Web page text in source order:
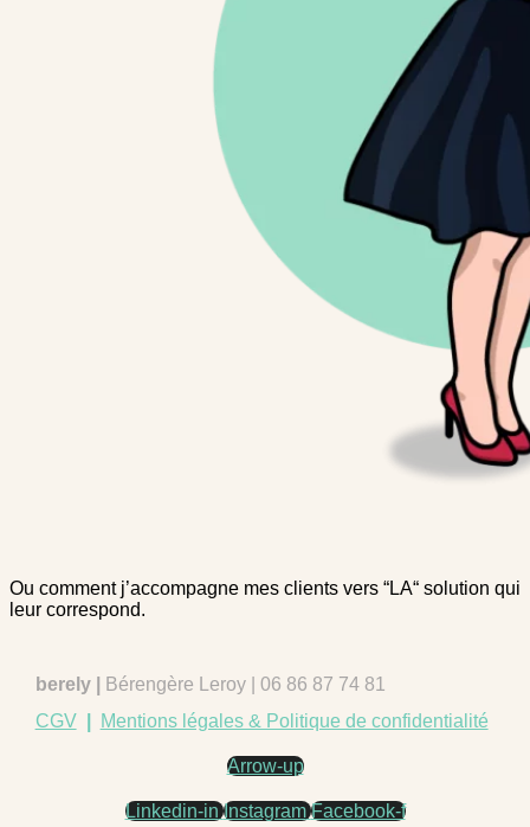
Ou comment j’accompagne mes clients vers “LA“ solution qui
leur correspond.
berely |
Bérengère Leroy | 06 86 87 74 81
CGV| Mentions légales & Politique de confidentialité
Arrow-up
Linkedin-in Instagram Facebook-f